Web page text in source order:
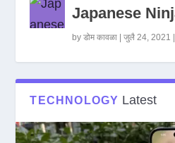
Japanese
byडोम कावळा |जुलै 24, 2021
TECHNOLOGY Latest